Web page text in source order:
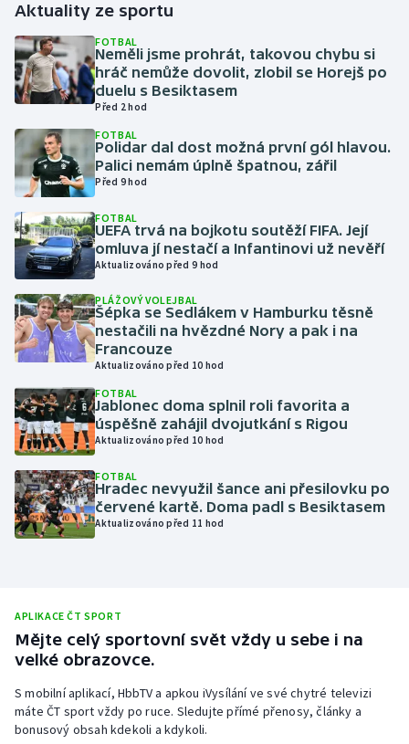
Gymnastika
Házená
Judo
Krasobruslení
Lezení
Lyže a snowboard
Moderní pětiboj
Motorsport
Olympijské hry
Parasport
Plavání
Rychlobruslení
Rychlostní kanoistika
Short track
Aktuality ze sportu
FOTBAL
Neměli jsme prohrát, takovou chybu si
hráč nemůže dovolit, zlobil se Horejš po
duelu s Besiktasem
Před 2 hod
FOTBAL
Polidar dal dost možná první gól hlavou.
Palici nemám úplně špatnou, zářil
Před 9 hod
FOTBAL
UEFA trvá na bojkotu soutěží FIFA. Její
omluva jí nestačí a Infantinovi už nevěří
Aktualizováno před 9 hod
PLÁŽOVÝ VOLEJBAL
Šépka se Sedlákem v Hamburku těsně
nestačili na hvězdné Nory a pak i na
Francouze
Aktualizováno před 10 hod
FOTBAL
Jablonec doma splnil roli favorita a
úspěšně zahájil dvojutkání s Rigou
Aktualizováno před 10 hod
FOTBAL
Hradec nevyužil šance ani přesilovku po
červené kartě. Doma padl s Besiktasem
Aktualizováno před 11 hod
APLIKACE ČT SPORT
Mějte celý sportovní svět vždy u sebe i na
velké obrazovce.
S mobilní aplikací, HbbTV a apkou iVysílání ve své chytré televizi
máte ČT sport vždy po ruce. Sledujte přímé přenosy, články a
bonusový obsah kdekoli a kdykoli.